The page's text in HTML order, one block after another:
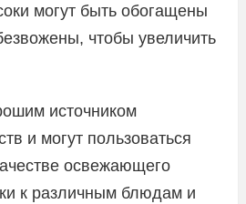
могут быть обогащены
чтобы увеличить
источником
и могут пользоваться
освежающего
к различным блюдам и